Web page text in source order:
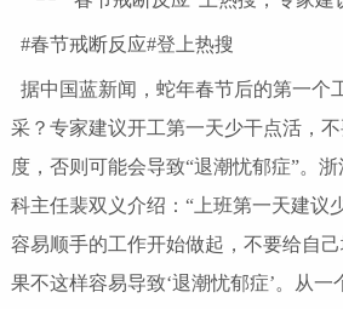
#春节戒断反应#登上热搜
据中国蓝新闻，蛇年春节后的第一个
采？专家建议开工第一天少干点活，
度，否则可能会导致“退潮忧郁症”。
科主任裴双义介绍：“上班第一天建议
容易顺手的工作开始做起，不要给自
果不这样容易导致‘退潮忧郁症’。从